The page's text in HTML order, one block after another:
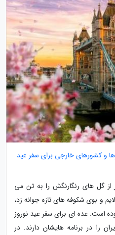
و کشورهای خارجی برای سفر عید
از گل های رنگارنگش را به تن می
و بوی شکوفه های تازه جوانه زد،
است. عده ای برای سفر عید نوروز
را در برنامه هایشان دارند. در